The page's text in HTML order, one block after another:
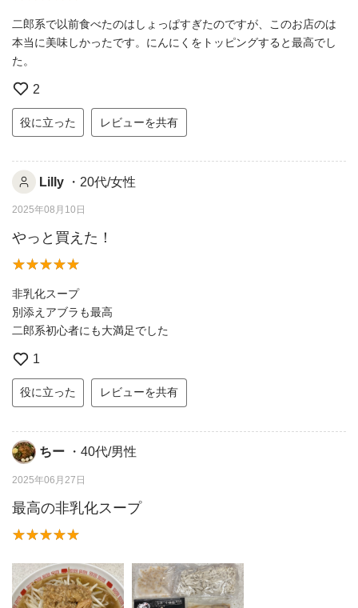
二郎系で以前食べたのはしょっぱすぎたのですが、このお店のは
本当に美味しかったです。にんにくをトッピングすると最高でし
た。
2
役に立った レビューを共有
Lilly ・20代/女性
2025年08月10日
やっと買えた！
非乳化スープ
別添えアブラも最高
二郎系初心者にも大満足でした
1
役に立った レビューを共有
ちー ・40代/男性
2025年06月27日
最高の非乳化スープ